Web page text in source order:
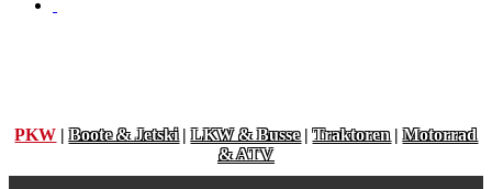
PKW |Boote & Jetski|LKW & Busse|Traktoren|Motorrad
& ATV